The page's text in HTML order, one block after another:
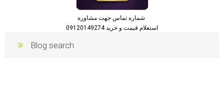
استعلام قیمت و خرید 09120149274
Blog search